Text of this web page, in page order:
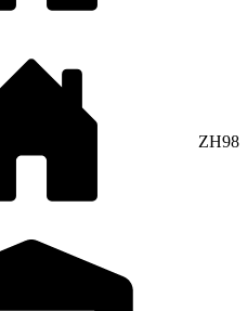
ZH98